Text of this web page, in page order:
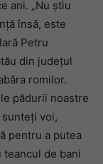
ani. „Nu știu
însă, este
Petru
din județul
romilor.
pădurii noastre
sunteți voi,
pentru a putea
de bani